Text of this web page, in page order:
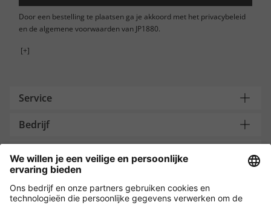
Door een bestelling te plaatsen ga je akkoord met het privacybeleid
en de algemene voorwaarden van JP1880.
[+]
Service
Bedrijf
Payment and Delivery